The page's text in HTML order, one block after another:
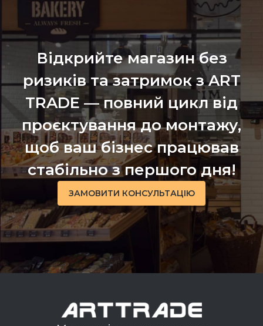
Відкрийте магазин без
ризиків та затримок з ART
TRADE — повний цикл від
проєктування до монтажу,
щоб ваш бізнес працював
стабільно з першого дня!
ЗАМОВИТИ КОНСУЛЬТАЦІЮ